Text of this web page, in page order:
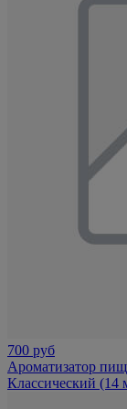
700 руб
Ароматизатор
Классический (14